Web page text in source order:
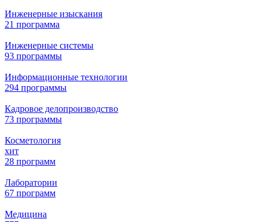
Инженерные изыскания
21 программа
Инженерные системы
93 программы
Информационные технологии
294 программы
Кадровое делопроизводство
73 программы
Косметология
хит
28 программ
Лаборатории
67 программ
Медицина